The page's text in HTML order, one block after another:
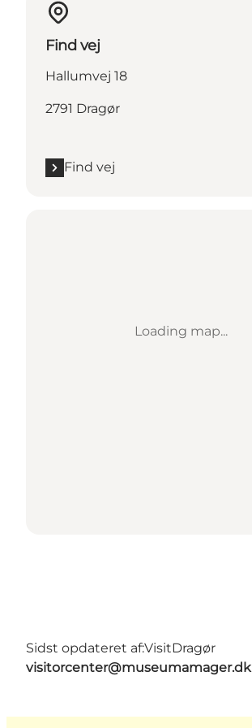
Find vej
Hallumvej 18
2791 Dragør
Find vej
Loading map...
Sidst opdateret af:VisitDragør
visitorcenter@museumamager.dk